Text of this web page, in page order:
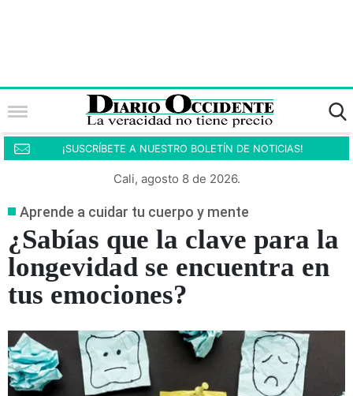
¡SUSCRÍBETE A NUESTRO BOLETÍN DE NOTICIAS!
Cali, agosto 8 de 2026.
Aprende a cuidar tu cuerpo y mente
¿Sabías que la clave para la
longevidad se encuentra en
tus emociones?